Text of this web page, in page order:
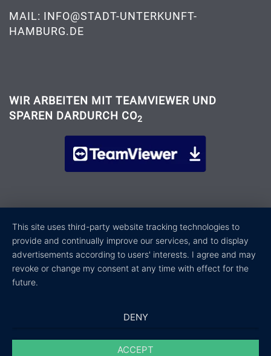
MAIL: INFO@STADT-UNTERKUNFT-
HAMBURG.DE
WIR ARBEITEN MIT TEAMVIEWER UND
SPAREN DARDURCH CO2
This site uses third-party website tracking technologies to
provide and continually improve our services, and to display
advertisements according to users' interests. I agree and may
revoke or change my consent at any time with effect for the
future.
DENY
ACCEPT